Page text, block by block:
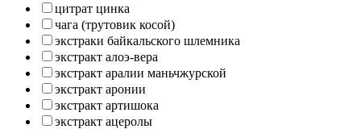
цитрат цинка
чага (трутовик косой)
экстраки байкальского шлемника
экстракт алоэ-вера
экстракт аралии маньчжурской
экстракт аронии
экстракт артишока
экстракт ацеролы